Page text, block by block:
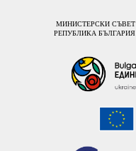
МИНИСТЕРСКИ СЪВЕТ
РЕПУБЛИКА БЪЛГАРИЯ